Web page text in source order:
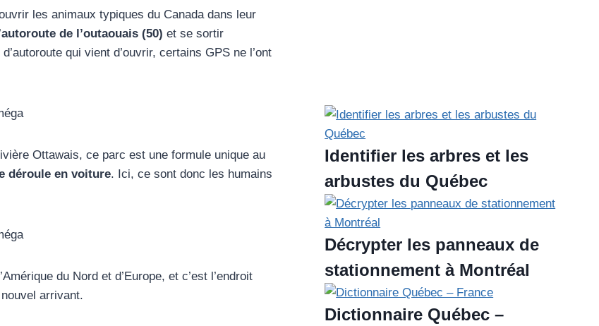
les animaux typiques du Canada dans leur
autoroute de l’outaouais (50) et se sortir
qui vient d’ouvrir, certains GPS ne l’ont
Ottawais, ce parc est une formule unique au
déroule en voiture. Ici, ce sont donc les humains
du Nord et d’Europe, et c’est l’endroit
arrivant.
Identifier les arbres et les
arbustes du Québec
Décrypter les panneaux de
stationnement à Montréal
Dictionnaire Québec –